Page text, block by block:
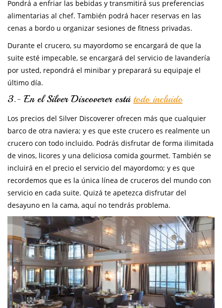
Pondrá a enfriar las bebidas y transmitirá sus preferencias
alimentarias al chef. También podrá hacer reservas en las
cenas a bordo u organizar sesiones de fitness privadas.
Durante el crucero, su mayordomo se encargará de que la
suite esté impecable, se encargará del servicio de lavandería
por usted, repondrá el minibar y preparará su equipaje el
último día.
3.- En el Silver Discoverer estátodo incluido
Los precios del Silver Discoverer ofrecen más que cualquier
barco de otra naviera; y es que este crucero es realmente un
crucero con todo incluido. Podrás disfrutar de forma ilimitada
de vinos, licores y una deliciosa comida gourmet. También se
incluirá en el precio el servicio del mayordomo; y es que
recordemos que es la única línea de cruceros del mundo con
servicio en cada suite. Quizá te apetezca disfrutar del
desayuno en la cama, aquí no tendrás problema.